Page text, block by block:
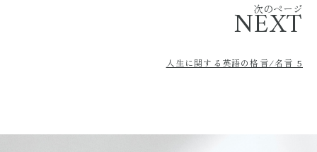
次のページ
NEXT
人生に関する英語の格言/名言 5